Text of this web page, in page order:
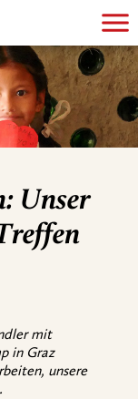
Unser
mit
in Graz
unsere